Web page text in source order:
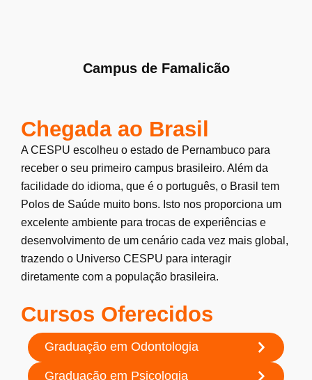
Campus de Famalicão
Chegada ao Brasil
A CESPU escolheu o estado de Pernambuco para
receber o seu primeiro campus brasileiro. Além da
facilidade do idioma, que é o português, o Brasil tem
Polos de Saúde muito bons. Isto nos proporciona um
excelente ambiente para trocas de experiências e
desenvolvimento de um cenário cada vez mais global,
trazendo o Universo CESPU para interagir
diretamente com a população brasileira.
Cursos Oferecidos
Graduação em Odontologia
Graduação em Psicologia